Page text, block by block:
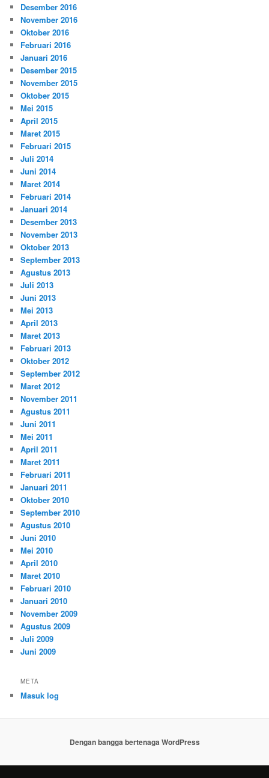
Desember 2016
November 2016
Oktober 2016
Februari 2016
Januari 2016
Desember 2015
November 2015
Oktober 2015
Mei 2015
April 2015
Maret 2015
Februari 2015
Juli 2014
Juni 2014
Maret 2014
Februari 2014
Januari 2014
Desember 2013
November 2013
Oktober 2013
September 2013
Agustus 2013
Juli 2013
Juni 2013
Mei 2013
April 2013
Maret 2013
Februari 2013
Oktober 2012
September 2012
Maret 2012
November 2011
Agustus 2011
Juni 2011
Mei 2011
April 2011
Maret 2011
Februari 2011
Januari 2011
Oktober 2010
September 2010
Agustus 2010
Juni 2010
Mei 2010
April 2010
Maret 2010
Februari 2010
Januari 2010
November 2009
Agustus 2009
Juli 2009
Juni 2009
META
Masuk log
Dengan bangga bertenaga WordPress